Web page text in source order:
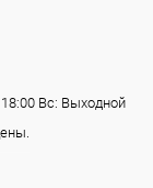
Вс: Выходной